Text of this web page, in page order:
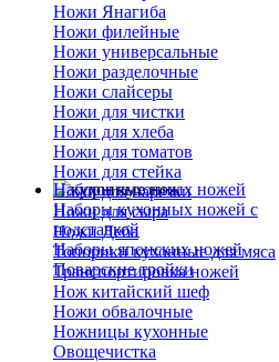
Ножи Янагиба
Ножи филейные
Ножи универсальные
Ножи разделочные
Ножи слайсеры
Ножи для чистки
Ножи для хлеба
Ножи для томатов
Ножи для стейка
Ножи для нарезки
Ножи для сыра
Ножи Деба
Топорики кухонные для мяса
Транспортировка ножей
Нож китайский шеф
Ножи обвалочные
Ножницы кухонные
Овощечистка
Наборы кухонных ножей
Наборы кухонных ножей с
подставкой
Наборы японских ножей
Поварские тройки